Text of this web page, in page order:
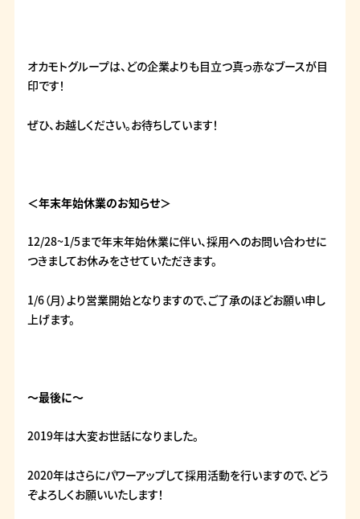
オカモトグループは、どの企業よりも目立つ真っ赤なブースが目
印です！
ぜひ、お越しください。お待ちしています！
＜年末年始休業のお知らせ＞
12/28~1/5まで年末年始休業に伴い、採用へのお問い合わせに
つきましてお休みをさせていただきます。
1/6（月）より営業開始となりますので、ご了承のほどお願い申し
上げます。
～最後に～
2019年は大変お世話になりました。
2020年はさらにパワーアップして採用活動を行いますので、どう
ぞよろしくお願いいたします！